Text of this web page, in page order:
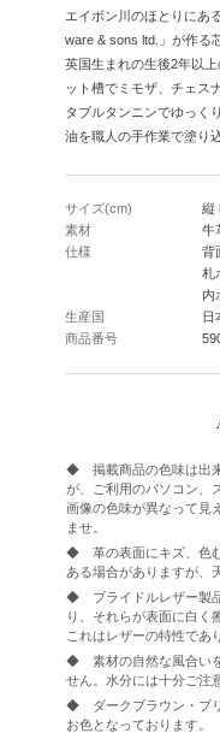
エイボン川のほとりにあ
ware & sons ltd.」が作る
英国生まれの生後2年以
ット槽でミモザ、チェス
タブルタンニンでゆっく
油を職人の手作業で塗り
サイズ(cm)
縦
素材
牛
仕様
背
札
内
生産国
日
商品番号
◆ 掲載商品の色味は出
が、ご利用のパソコン、
画像の色味が異なって見
ませ。
◆ 革の表面にキズ、色
ある場合がありますが、
◆ ブライドルレザー製
り、それらが表面に白く
これはレザーの特性であ
◆ 素材の自然な風合いを
せん。水分には十分ご注
◆ ダークブラウン・ブ
お色となっております。